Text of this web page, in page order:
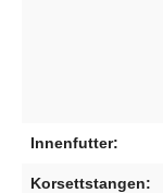
Innenfutter:
Korsettstangen: